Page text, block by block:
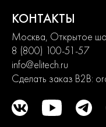
КОНТАКТЫ
Москва, Открытое
8 (800) 100-51-57
info@elitech.ru
Сделать заказ B2B: